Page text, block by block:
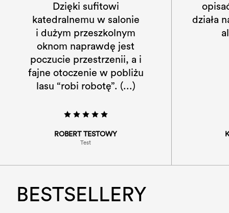
opisać P. Homes. Zespół
działa na wysokich obrotach,
ale w przyjaznej
atmosferze.
KAJA RUTKOWSKA
Test
i
BESTSELLERY